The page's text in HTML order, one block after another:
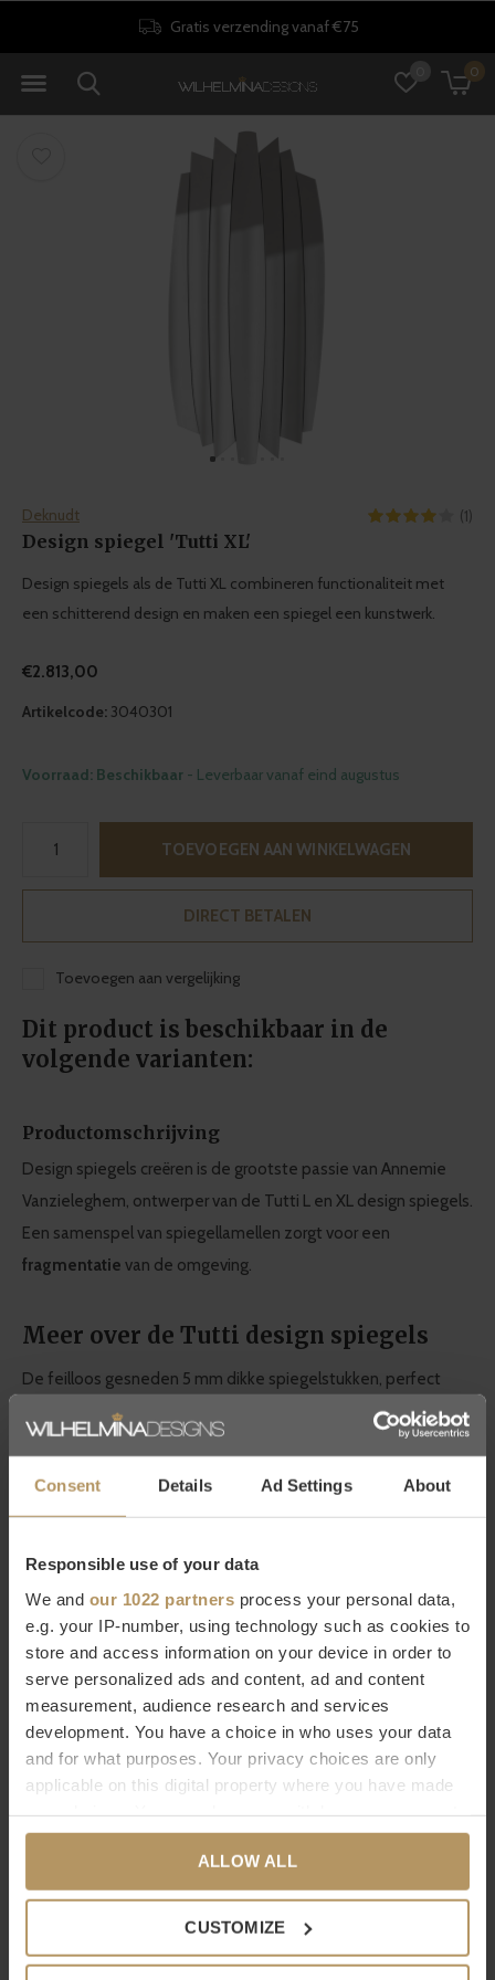
Consent Details Ad Settings About
Responsible use of your data
We and our 1022 partners process your personal data,
e.g. your IP-number, using technology such as cookies to
store and access information on your device in order to
serve personalized ads and content, ad and content
measurement, audience research and services
development. You have a choice in who uses your data
and for what purposes. Your privacy choices are only
applicable on this digital property where you have made
any time from the Cookie Declaration or by clicking on
the Privacy trigger icon.
If you allow, we would also like to:
ALLOW ALL
CUSTOMIZE
0
Gratis verzending vanaf €75
Deknudt (1)
Design spiegel 'Tutti XL'
Design spiegels als de Tutti XL combineren functionaliteit met
een schitterend design en maken een spiegel een kunstwerk.
€2.813,00
Artikelcode: 3040301
Voorraad: Beschikbaar - Leverbaar vanaf eind augustus
TOEVOEGEN AAN WINKELWAGEN
DIRECT BETALEN
Toevoegen aan vergelijking
Dit product is beschikbaar in de
volgende varianten:
Productomschrijving
Design spiegels creëren is de grootste passie van Annemie
Vanzieleghem, ontwerper van de Tutti L en XL design spiegels.
Een samenspel van spiegellamellen zorgt voor een
fragmentatie van de omgeving.
Meer over de Tutti design spiegels
De feilloos gesneden 5 mm dikke spiegelstukken, perfect
gepolijst aan de randen, worden door een stabiel kunststof
frame gedragen. De zwarte achterzijde zorgt voor een
grafische
schaduwimpressie . Zowel verticaal als horizontaal
Afmetingen: 190 x 87 x 6cm
Wandspiegel van deknudt
Sinds 1946 worden bijDeknudt Mirror Worksin Deerlijk (B) de
mooiste spiegels met dehand gemaakt
. De collectie bestaat
uit een breed assortiment designspiegels, van een unieke
design wandspiegel tot badkamerspiegels voor
Je kunt de ‘Tutti XL’ wandspiegel vrijblijvend bekijken in de
uitgebreidefabrieksshowroomvan Deknudt in Deerlijk (B).